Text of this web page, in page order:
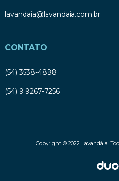
lavandaia@lavandaia.com.br
CONTATO
(54) 3538-4888
(54) 9 9267-7256
Copyright © 2022 Lavandàia.